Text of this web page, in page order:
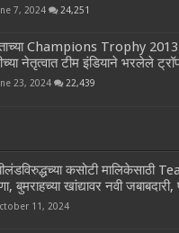
7, 2024 24,251
Champions Trophy 2013
नेतृत्वात टीम इंडियाने भरलेले
23, 2024 22,439
कसोटी मालिकेसाठी
बुमराहच्या खांद्यावर नवी
11, 2024